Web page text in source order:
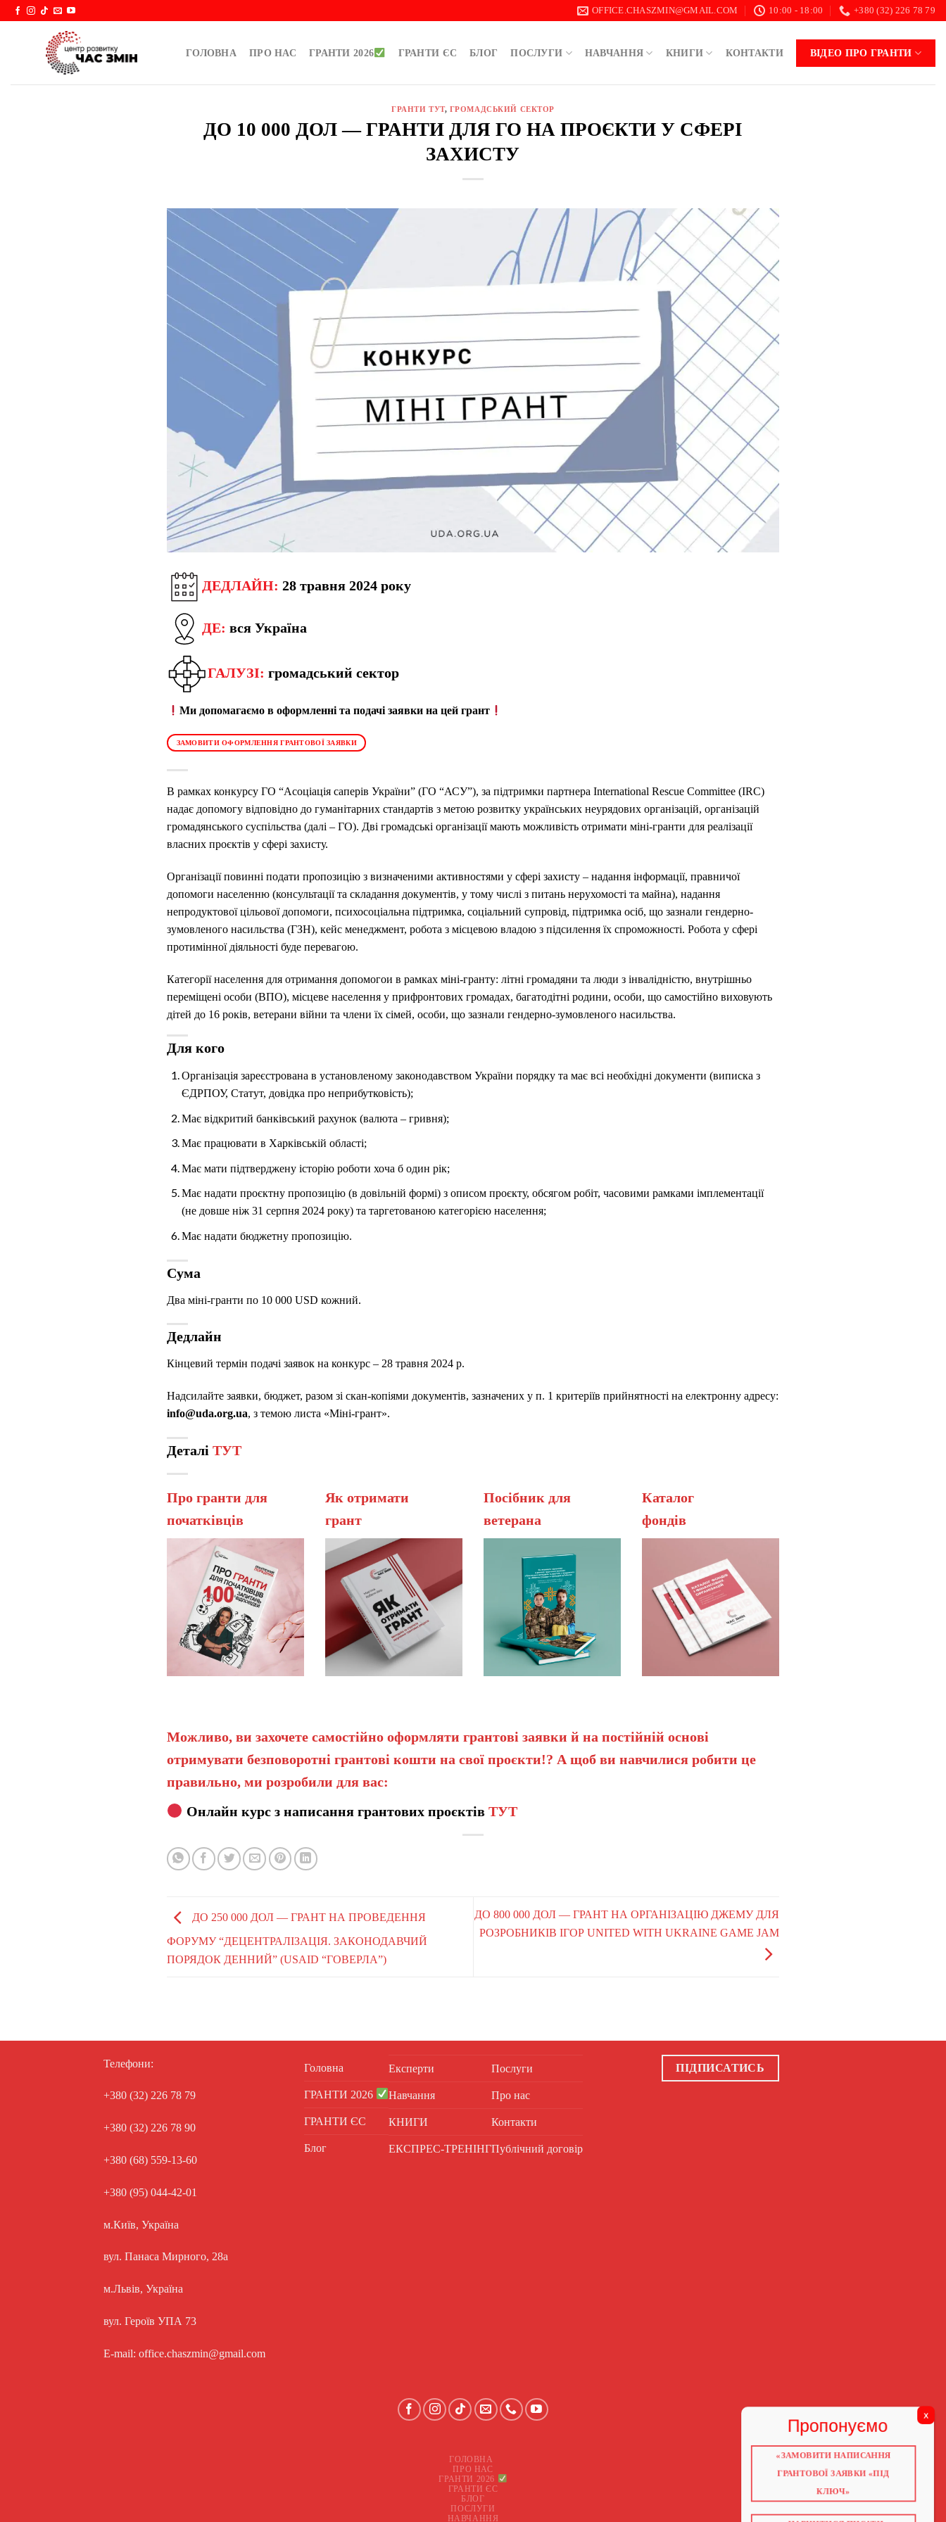
Skip
OFFICE.CHASZMIN@GMAIL.COM 10:00 - 18:00 +380 (32) 226 78 79
ГОЛОВНА ПРО НАС ГРАНТИ 2026 ГРАНТИ ЄС БЛОГ ПОСЛУГИ НАВЧАННЯ КНИГИ КОНТАКТИ ВІДЕО ПРО ГРАНТИ
ГРАНТИ ТУТ, ГРОМАДСЬКИЙ СЕКТОР
ДО 10 000 ДОЛ — ГРАНТИ ДЛЯ ГО НА ПРОЄКТИ У СФЕРІ
ЗАХИСТУ
ДЕДЛАЙН: 28 травня 2024 року
ДЕ: вся Україна
ГАЛУЗІ: громадський сектор
Ми допомагаємо в оформленні та подачі заявки на цей грант
ЗАМОВИТИ ОФОРМЛЕННЯ ГРАНТОВОЇ ЗАЯВКИ
В рамках конкурсу ГО “Асоціація саперів України” (ГО “АСУ”), за підтримки партнера International Rescue Committee (IRC)
надає допомогу відповідно до гуманітарних стандартів з метою розвитку українських неурядових організацій, організацій
громадянського суспільства (далі – ГО). Дві громадські організації мають можливість отримати міні-гранти для реалізації
власних проєктів у сфері захисту.
Організації повинні подати пропозицію з визначеними активностями у сфері захисту – надання інформації, правничої
допомоги населенню (консультації та складання документів, у тому числі з питань нерухомості та майна), надання
непродуктової цільової допомоги, психосоціальна підтримка, соціальний супровід, підтримка осіб, що зазнали гендерно-
зумовленого насильства (ГЗН), кейс менеджмент, робота з місцевою владою з підсилення їх спроможності. Робота у сфері
протимінної діяльності буде перевагою.
Категорії населення для отримання допомогои в рамках міні-гранту: літні громадяни та люди з інвалідністю, внутрішньо
переміщені особи (ВПО), місцеве населення у прифронтових громадах, багатодітні родини, особи, що самостійно виховують
дітей до 16 років, ветерани війни та члени їх сімей, особи, що зазнали гендерно-зумовленого насильства.
Для кого
Організація зареєстрована в установленому законодавством України порядку та має всі необхідні документи (виписка з
ЄДРПОУ, Статут, довідка про неприбутковість);
Має відкритий банківський рахунок (валюта – гривня);
Має працювати в Харківській області;
Має мати підтверджену історію роботи хоча б один рік;
Має надати проєктну пропозицію (в довільній формі) з описом проєкту, обсягом робіт, часовими рамками імплементації
(не довше ніж 31 серпня 2024 року) та таргетованою категорією населення;
Має надати бюджетну пропозицію.
Сума
Два міні-гранти по 10 000 USD кожний.
Дедлайн
Кінцевий термін подачі заявок на конкурс – 28 травня 2024 р.
Надсилайте заявки, бюджет, разом зі скан-копіями документів, зазначених у п. 1 критеріїв прийнятності на електронну адресу:
info@uda.org.ua, з темою листа «Міні-грант».
Деталі ТУТ
Про гранти для
початківців
Як отримати
грант
Посібник для
ветерана
Каталог
Можливо, ви захочете самостійно оформляти грантові заявки й на постійній основі
отримувати безповоротні грантові кошти на свої проєкти!? А щоб ви навчилися робити це
правильно, ми розробили для вас:
Онлайн курс з написання грантових проєктів ТУТ
ДО 250 000 ДОЛ — ГРАНТ НА ПРОВЕДЕННЯ
ФОРУМУ “ДЕЦЕНТРАЛІЗАЦІЯ. ЗАКОНОДАВЧИЙ
ПОРЯДОК ДЕННИЙ” (USAID “ГОВЕРЛА”)
ДО 800 000 ДОЛ — ГРАНТ НА ОРГАНІЗАЦІЮ ДЖЕМУ ДЛЯ
РОЗРОБНИКІВ ІГОР UNITED WITH UKRAINE GAME JAM
Телефони:
+380 (32) 226 78 79
+380 (32) 226 78 90
+380 (68) 559-13-60
+380 (95) 044-42-01
м.Київ, Україна
вул. Панаса Мирного, 28а
м.Львів, Україна
вул. Героїв УПА 73
E-mail: office.chaszmin@gmail.com
Головна
ГРАНТИ 2026
ГРАНТИ ЄС
Блог
Експерти
Навчання
КНИГИ
ЕКСПРЕС-ТРЕНІНГ
Послуги
Про нас
Контакти
Публічний договір
ПІДПИСАТИСЬ
ГОЛОВНА
ПРО НАС
ГРАНТИ 2026
ГРАНТИ ЄС
БЛОГ
ПОСЛУГИ
НАВЧАННЯ
«ЗАМОВИТИ НАПИСАННЯ
ГРАНТОВОЇ ЗАЯВКИ «ПІД
КЛЮЧ»